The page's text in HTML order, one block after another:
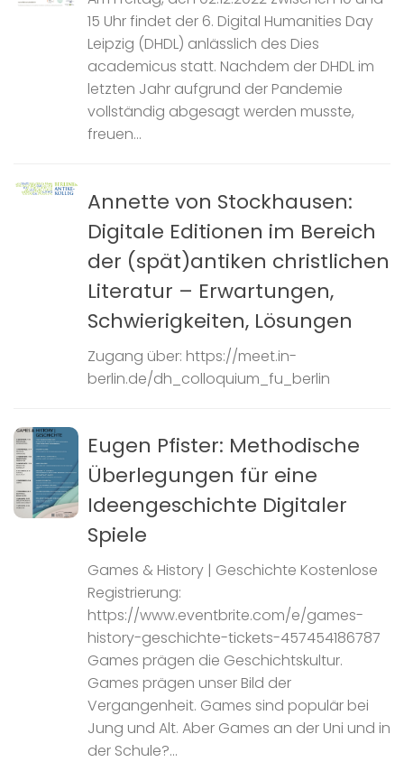
15 Uhr findet der 6. Digital Humanities Day
Leipzig (DHDL) anlässlich des Dies
academicus statt. Nachdem der DHDL im
letzten Jahr aufgrund der Pandemie
vollständig abgesagt werden musste,
freuen...
Annette von Stockhausen:
Digitale Editionen im Bereich
der (spät)antiken christlichen
Literatur – Erwartungen,
Schwierigkeiten, Lösungen
Zugang über: https://meet.in-
berlin.de/dh_colloquium_fu_berlin
Eugen Pfister: Methodische
Überlegungen für eine
Ideengeschichte Digitaler
Spiele
Games & History | Geschichte Kostenlose
Registrierung:
https://www.eventbrite.com/e/games-
history-geschichte-tickets-457454186787
Games prägen die Geschichtskultur.
Games prägen unser Bild der
Vergangenheit. Games sind populär bei
Jung und Alt. Aber Games an der Uni und in
der Schule?...